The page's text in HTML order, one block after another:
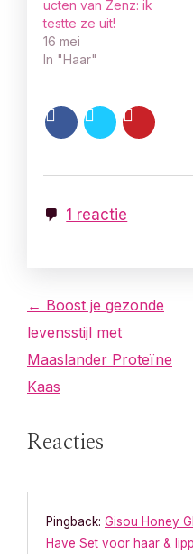
ucten van Zenz: ik
testte ze uit!
16 mei
In "Haar"
1 reactie
B
e
r
i
← Boost je gezonde
levensstijl met
Maaslander Proteïne
Kaas
Reacties
Pingback: Gisou Honey
Have Set voor haar &